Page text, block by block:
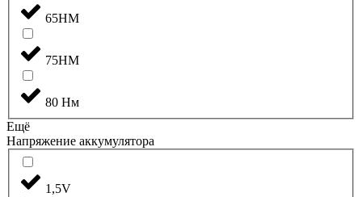
65НМ
75НМ
80 Нм
Ещё
Напряжение аккумулятора
1,5V